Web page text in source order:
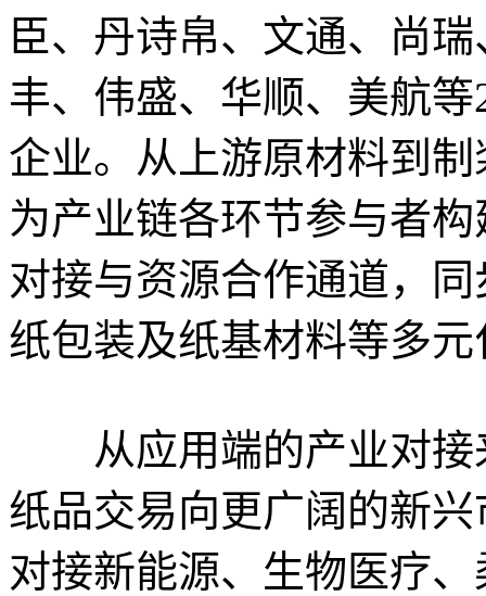
臣、丹诗帛、文通、尚
丰、伟盛、华顺、美航
企业。从上游原材料到
为产业链各环节参与者
对接与资源合作通道，
纸包装及纸基材料等多
从应用端的产业对接
纸品交易向更广阔的新
对接新能源、生物医疗